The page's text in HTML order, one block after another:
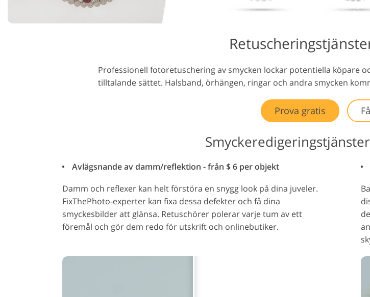
Produktfotoredigering
Professionell fotoretuschering av smycken lockar potentiella köpare
tilltalande sättet. Halsband, örhängen, ringar och andra smycken
Prova gratis
Avlägsnande av damm/reflektion - från $ 6 per objekt
Damm och reflexer kan helt förstöra en snygg look på dina juveler.
FixThePhoto-experter kan fixa dessa defekter och få dina
smyckesbilder att glänsa. Retuschörer polerar varje tum av ett
föremål och gör dem redo för utskrift och onlinebutiker.